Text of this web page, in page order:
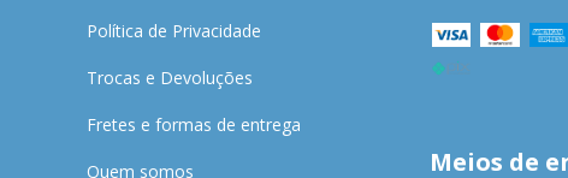
Política de Privacidade
Trocas e Devoluções
Fretes e formas de entrega
Quem somos Meios de